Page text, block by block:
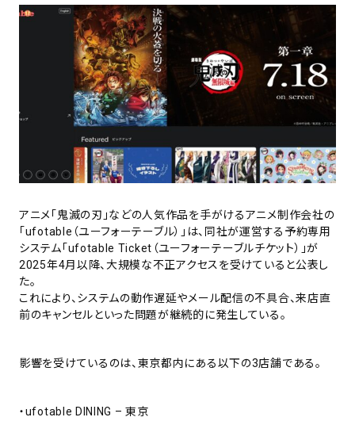
アニメ「鬼滅の刃」などの人気作品を手がけるアニメ制作会社の
「ufotable（ユーフォーテーブル）」は、同社が運営する予約専用
システム「ufotable Ticket（ユーフォーテーブルチケット）」が
2025年4月以降、大規模な不正アクセスを受けていると公表し
た。
これにより、システムの動作遅延やメール配信の不具合、来店直
前のキャンセルといった問題が継続的に発生している。
影響を受けているのは、東京都内にある以下の3店舗である。
・ufotable DINING – 東京